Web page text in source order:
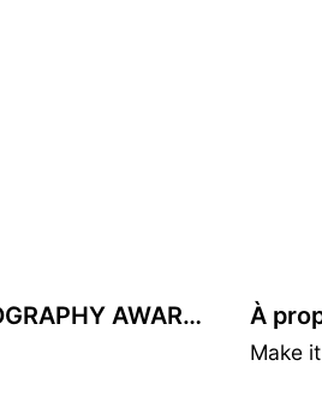
REALME PHOTOGRAPHY AWARDS À
Make
Menotto